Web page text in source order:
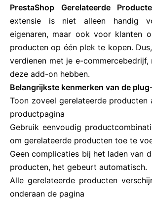
PrestaShop Gerelateerde
extensie is niet alleen handig
eigenaren, maar ook voor klanten
producten op één plek te kopen.
verdienen met je e-
deze add-on hebben.
Belangrijkste kenmerken van de
Toon zoveel gerelateerde
productpagina
Gebruik eenvoudig
om gerelateerde producten toe te
Geen complicaties bij het laden van
producten, het gebeurt automatisch.
Alle gerelateerde producten
onderaan de pagina